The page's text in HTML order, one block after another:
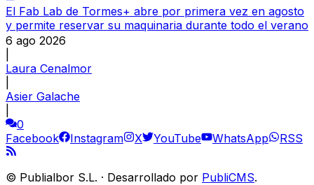
El Fab Lab de Tormes+ abre por primera vez en agosto
y permite reservar su maquinaria durante todo el verano
6 ago 2026
Laura Cenalmor
Asier Galache
0
Facebook
Instagram X YouTube WhatsApp RSS
© Publialbor S.L. · Desarrollado por PubliCMS.